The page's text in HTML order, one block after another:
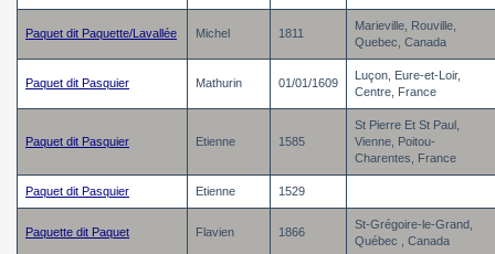
Paquet dit Paquette/Lavallée Michel 1811
Marieville, Rouville,
Quebec, Canada
Paquet dit Pasquier Mathurin 01/01/1609
Luçon, Eure-et-Loir,
Centre, France
Paquet dit Pasquier Etienne 1585
St Pierre Et St Paul,
Vienne, Poitou-
Charentes, France
Paquet dit Pasquier Etienne 1529
Paquette dit Paquet Flavien 1866
St-Grégoire-le-Grand,
Québec , Canada